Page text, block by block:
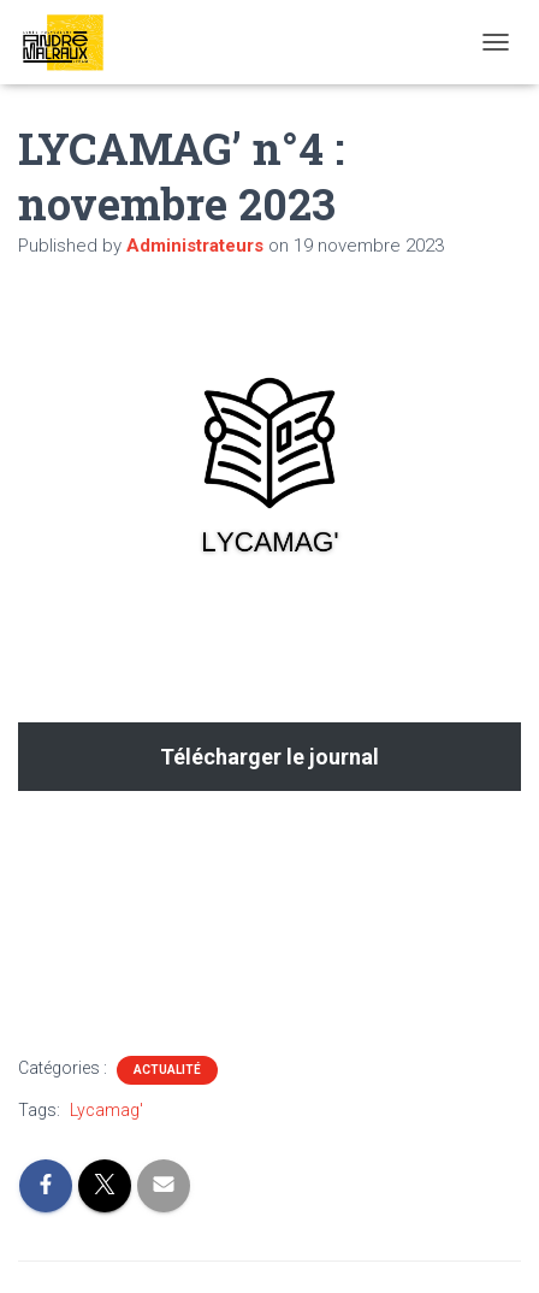
LYCAMAG’ n°4 :
novembre 2023
Published by Administrateurs on 19 novembre 2023
Télécharger le journal
Catégories : ACTUALITÉ
Tags: Lycamag'